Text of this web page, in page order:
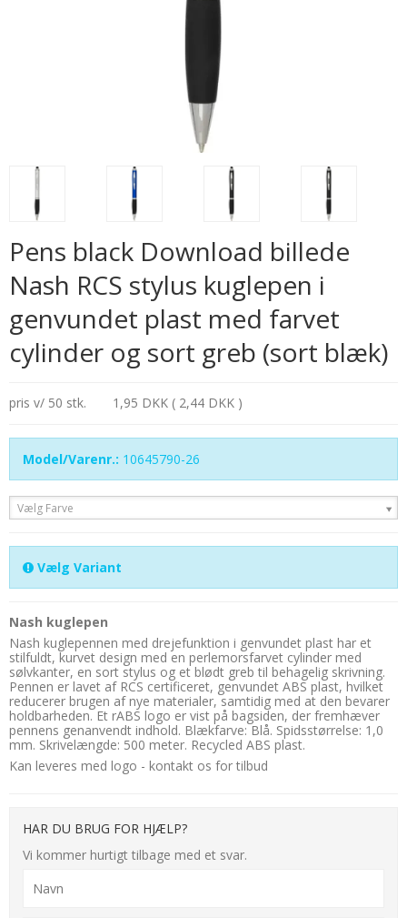
Pens black Download billede
Nash RCS stylus kuglepen i
genvundet plast med farvet
cylinder og sort greb (sort blæk)
pris v/ 50 stk. 1,95 DKK ( 2,44 DKK )
Model/Varenr.: 10645790-26
Vælg Farve
Vælg Variant
Nash kuglepen
Nash kuglepennen med drejefunktion i genvundet plast har et
stilfuldt, kurvet design med en perlemorsfarvet cylinder med
sølvkanter, en sort stylus og et blødt greb til behagelig skrivning.
Pennen er lavet af RCS certificeret, genvundet ABS plast, hvilket
reducerer brugen af nye materialer, samtidig med at den bevarer
holdbarheden. Et rABS logo er vist på bagsiden, der fremhæver
pennens genanvendt indhold. Blækfarve: Blå. Spidsstørrelse: 1,0
mm. Skrivelængde: 500 meter. Recycled ABS plast.
Kan leveres med logo - kontakt os for tilbud
HAR DU BRUG FOR HJÆLP?
Vi kommer hurtigt tilbage med et svar.